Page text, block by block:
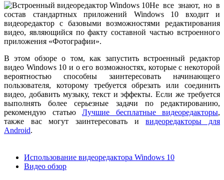
Не все знают, но в
состав стандартных приложений Windows 10 входит и
видеоредактор с базовыми возможностями редактирования
видео, являющийся по факту составной частью встроенного
приложения «Фотографии».
В этом обзоре о том, как запустить встроенный редактор
видео Windows 10 и о его возможностях, которые с некоторой
вероятностью способны заинтересовать начинающего
пользователя, которому требуется обрезать или соединить
видео, добавить музыку, текст и эффекты. Если же требуется
выполнять более серьезные задачи по редактированию,
рекомендую статью Лучшие бесплатные видеоредакторы,
также вас могут заинтересовать ивидеоредакторы для
Android.
Использование видеоредактора Windows 10
Видео обзор